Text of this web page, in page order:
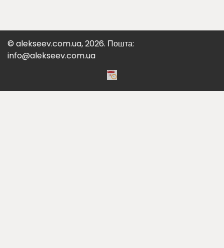
© alekseev.com.ua, 2026. Пошта:
info@alekseev.com.ua